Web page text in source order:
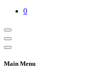
0
Main Menu